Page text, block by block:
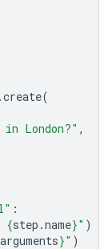
.create(
London?" ,
:
{step .name}" )
arguments}" )